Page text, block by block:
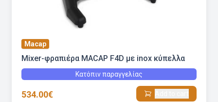
Macap
Mixer-φραπιέρα MACAP F4D με inox κύπελλα
Κατόπιν παραγγελίας
534.00€